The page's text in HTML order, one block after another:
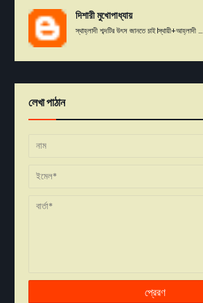
দিশারী মুখোপাধ্যায়
স্থাহ্লাদী শব্দটির উৎস জানতে চাই।স্থায়ী+আহ্লাদী ...
লেখা পাঠান